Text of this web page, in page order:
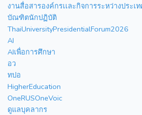
งานสื่อสารองค์กรเเละกิจการระหว่างประเ
บัณฑิตนักปฏิบัติ
ThaiUniversityPresidentialForum2026
AI
AIเพื่อการศึกษา
อว
ทปอ
HigherEducation
OneRUSOneVoic
ดูแลบุคลากร